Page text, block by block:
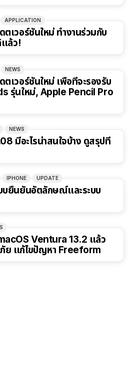
APPLICATION
เวอร์ชันใหม่ ทำงานร่วมกับ
ล้ว!
NEWS
เวอร์ชันใหม่ เพื่อที่จะรองรับ
รุ่นใหม่, Apple Pencil Pro
NEWS
มีอะไรน่าสนใจบ้าง ดูสรุปที่
IPHONE UPDATE
บยืนยันอัตลักษณ์และระบบ
Ventura 13.2 แล้ว
ย แก้ไขปัญหา Freeform